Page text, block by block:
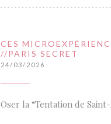
CES
//PARIS SECRET
24/03/2026
Oser la “Tentation de